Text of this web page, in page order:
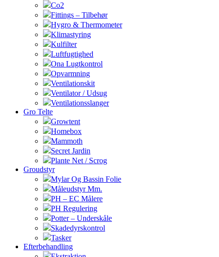
Co2
Fittings – Tilbehør
Hygro & Thermometer
Klimastyring
Kulfilter
Luftfugtighed
Ona Lugtkontrol
Opvarmning
Ventilationskit
Ventilator / Udsug
Ventilationsslanger
Gro Telte
Growtent
Homebox
Mammoth
Secret Jardin
Plante Net / Scrog
Groudstyr
Mylar Og Bassin Folie
Måleudstyr Mm.
PH – EC Målere
PH Regulering
Potter – Underskåle
Skadedyrskontrol
Tasker
Efterbehandling